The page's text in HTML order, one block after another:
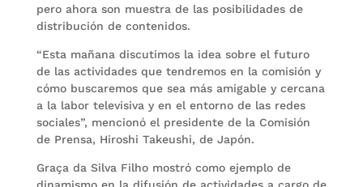
pero ahora son muestra de las posibilidades de
distribución de contenidos.
“Esta mañana discutimos la idea sobre el futuro
de las actividades que tendremos en la comisión y
cómo buscaremos que sea más amigable y cercana
a la labor televisiva y en el entorno de las redes
sociales”, mencionó el presidente de la Comisión
de Prensa, Hiroshi Takeushi, de Japón.
Graça da Silva Filho mostró como ejemplo de